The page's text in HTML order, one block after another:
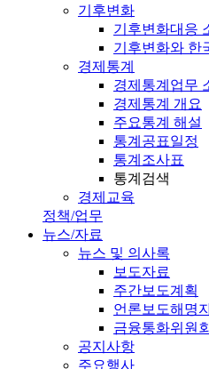
기후변화
기후변화대응
기후변화와 한
경제통계
경제통계업무
경제통계 개요
주요통계 해설
통계공표일정
통계조사표
통계검색
경제교육
정책/업무
뉴스/자료
뉴스 및 의사록
보도자료
주간보도계획
언론보도해명
금융통화위원
공지사항
주요행사